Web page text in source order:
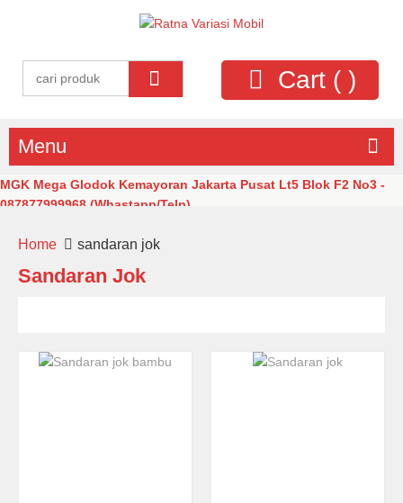
Cart ()
Menu
MGK Mega Glodok Kemayoran Jakarta Pusat Lt5 Blok F2 No3 -
087877999968 (Whastapp/Telp)
Home sandaran jok
Sandaran Jok